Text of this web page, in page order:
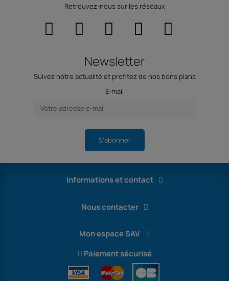
Retrouvez-nous sur les réseaux
Newsletter
Suivez notre actualité et profitez de nos bons plans
E-mail
S'abonner
Informations et contact
Nous contacter
Mon espace SAV
Paiement sécurisé